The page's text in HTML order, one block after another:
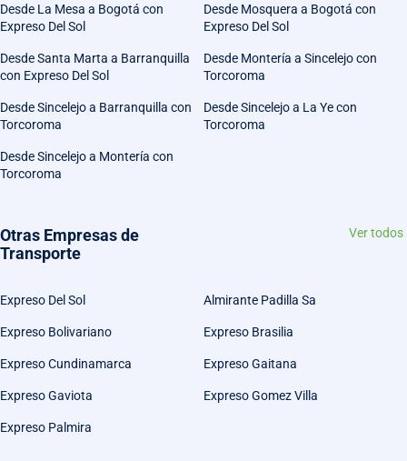
Desde La Mesa a Bogotá con
Expreso Del Sol
Desde Mosquera a Bogotá con
Expreso Del Sol
Desde Santa Marta a Barranquilla
con Expreso Del Sol
Desde Montería a Sincelejo con
Torcoroma
Desde Sincelejo a Barranquilla con
Torcoroma
Desde Sincelejo a La Ye con
Torcoroma
Desde Sincelejo a Montería con
Torcoroma
Otras Empresas de
Transporte
Ver todos
Expreso Del Sol Almirante Padilla Sa
Expreso Bolivariano Expreso Brasilia
Expreso Cundinamarca Expreso Gaitana
Expreso Gaviota Expreso Gomez Villa
Expreso Palmira